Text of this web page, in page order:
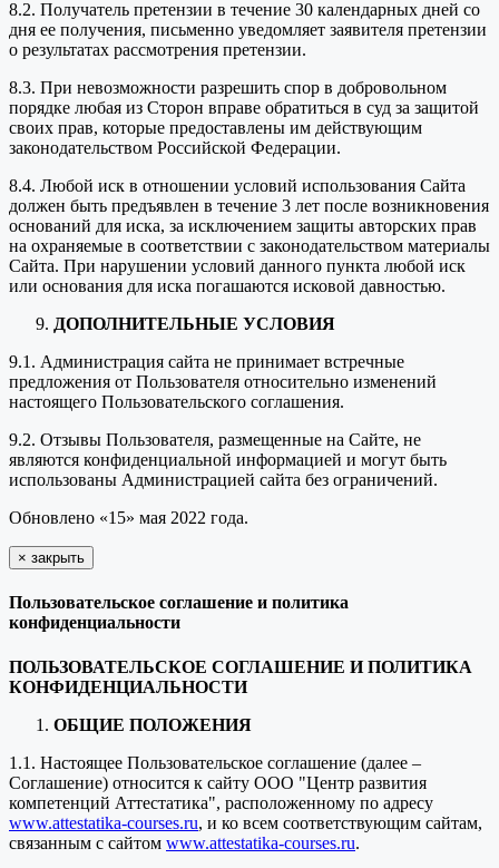
8.2. Получатель претензии в течение 30 календарных дней со
дня ее получения, письменно уведомляет заявителя претензии
о результатах рассмотрения претензии.
8.3. При невозможности разрешить спор в добровольном
порядке любая из Сторон вправе обратиться в суд за защитой
своих прав, которые предоставлены им действующим
законодательством Российской Федерации.
8.4. Любой иск в отношении условий использования Сайта
должен быть предъявлен в течение 3 лет после возникновения
оснований для иска, за исключением защиты авторских прав
на охраняемые в соответствии с законодательством материалы
Сайта. При нарушении условий данного пункта любой иск
или основания для иска погашаются исковой давностью.
ДОПОЛНИТЕЛЬНЫЕ УСЛОВИЯ
9.1. Администрация сайта не принимает встречные
предложения от Пользователя относительно изменений
настоящего Пользовательского соглашения.
9.2. Отзывы Пользователя, размещенные на Сайте, не
являются конфиденциальной информацией и могут быть
использованы Администрацией сайта без ограничений.
Обновлено «15» мая 2022 года.
× закрыть
Пользовательское соглашение и политика
конфиденциальности
ПОЛЬЗОВАТЕЛЬСКОЕ СОГЛАШЕНИЕ И ПОЛИТИКА
КОНФИДЕНЦИАЛЬНОСТИ
ОБЩИЕ ПОЛОЖЕНИЯ
1.1. Настоящее Пользовательское соглашение (далее –
Соглашение) относится к сайту ООО "Центр развития
компетенций Аттестатика", расположенному по адресу
www.attestatika-courses.ru, и ко всем соответствующим сайтам,
связанным с сайтом www.attestatika-courses.ru.